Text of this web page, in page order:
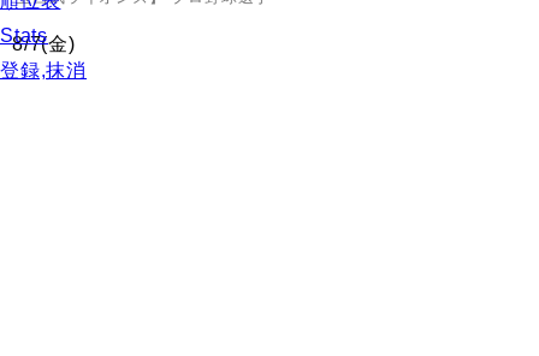
Stats
登録,抹消
8/7(金)